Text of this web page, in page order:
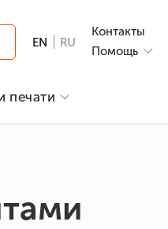
EN RU
Контакты
Помощь
GILDAN
печати